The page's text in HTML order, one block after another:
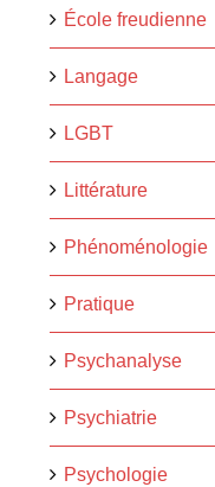
École freudienne
Langage
LGBT
Littérature
Phénoménologie
Pratique
Psychanalyse
Psychiatrie
Psychologie